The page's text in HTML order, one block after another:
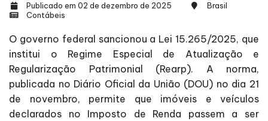
Publicado em 02 de dezembro de 2025
Brasil
Contábeis
O governo federal sancionou a Lei 15.265/2025, que
institui o Regime Especial de Atualização e
Regularização Patrimonial (Rearp). A norma,
publicada no Diário Oficial da União (DOU) no dia 21
de novembro, permite que imóveis e veículos
declarados no Imposto de Renda passem a ser